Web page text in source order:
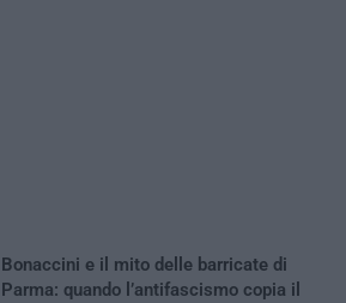
Bonaccini e il mito delle barricate di
Parma: quando l’antifascismo copia il